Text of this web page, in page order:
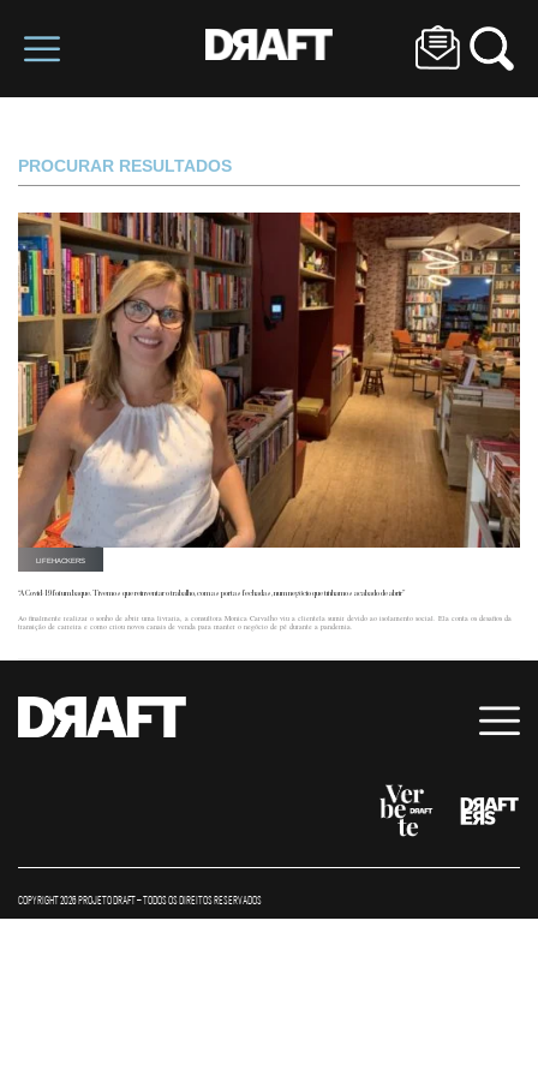
PROCURAR RESULTADOS
LIFEHACKERS
“A Covid-19 foi um baque. Tivemos que reinventar o trabalho, com as portas fechadas, num negócio que tínhamos acabado de abrir”
Ao finalmente realizar o sonho de abrir uma livraria, a consultora Monica Carvalho viu a clientela sumir devido ao isolamento social. Ela conta os desafios da
transição de carreira e como criou novos canais de venda para manter o negócio de pé durante a pandemia.
COPYRIGHT 2026 PROJETO DRAFT – TODOS OS DIREITOS RESERVADOS